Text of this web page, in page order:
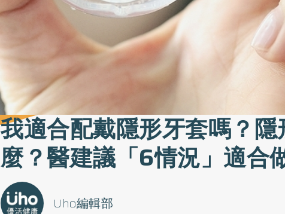
我適合配戴隱形牙套嗎？
麼？醫建議「6情況」適合
Uho編輯部